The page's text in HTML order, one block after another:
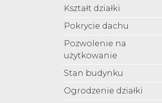
Kształt działki
Pokrycie dachu
Pozwolenie na
użytkowanie
Stan budynku
Ogrodzenie działki